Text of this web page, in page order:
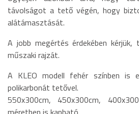
távolságot a tető végén, hogy
alátámasztását.
A jobb megértés érdekében
műszaki rajzát.
A KLEO modell fehér színben is
polikarbonát tetővel.
550x300cm, 450x300cm,